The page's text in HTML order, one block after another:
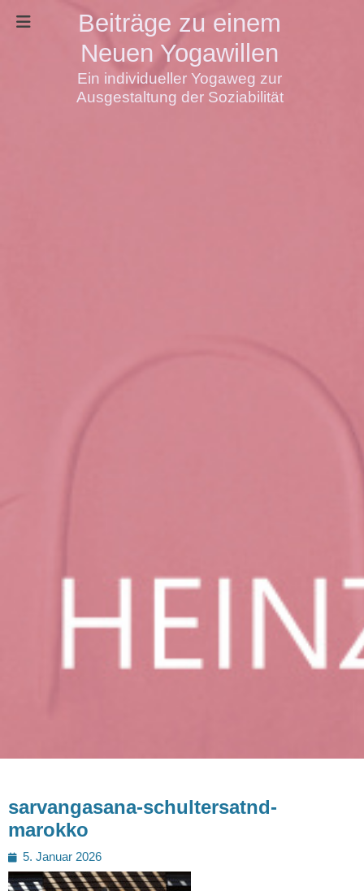
Beiträge zu einem
Neuen Yogawillen
Ein individueller Yogaweg zur
Ausgestaltung der Soziabilität
sarvangasana-schultersatnd-
marokko
Posted
on
5. Januar 2026